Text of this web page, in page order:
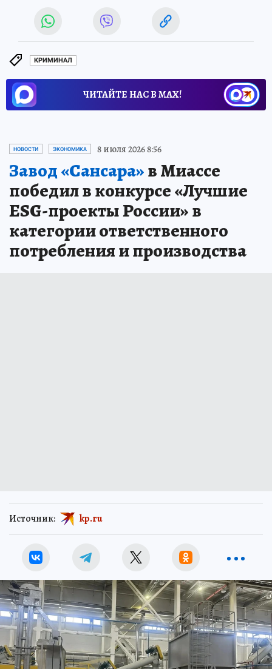
КРИМИНАЛ
ЧИТАЙТЕ НАС В МАХ!
НОВОСТИ ЭКОНОМИКА 8 июля 2026 8:56
Завод «Сансара»в Миассе
победил в конкурсе «Лучшие
ESG-проекты России» в
категории ответственного
потребления и производства
Источник: kp.ru